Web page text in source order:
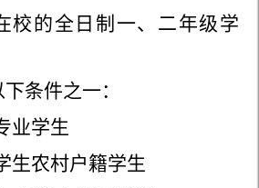
校的全日制一、二年级学
条件之一：
业学生
生农村户籍学生